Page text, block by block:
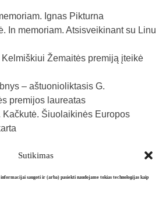
Sutikimas
saugoti ir (arba) pasiekti naudojame tokias technologijas kaip
Ignas Pikturna
In memoriam. Atsisveikinant su Linu
Žemaitės premiją įteikė
– aštuonioliktasis G.
premijos laureatas
Kačkutė. Šiuolaikinės Europos